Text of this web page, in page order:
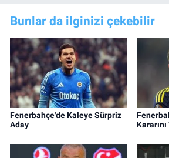
Bunlar da ilginizi çekebilir
Fenerbahçe'de Kaleye Sürpriz
Aday